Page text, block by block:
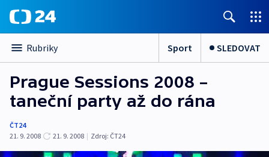
Rubriky Sport SLEDOVAT
Prague Sessions 2008 –
taneční party až do rána
ČT24
21. 9. 2008
21. 9. 2008 | Zdroj: ČT24